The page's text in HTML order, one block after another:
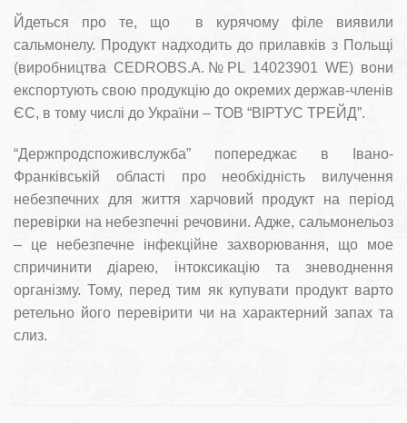
Йдеться про те, що в курячому філе виявили
сальмонелу. Продукт надходить до прилавків з Польщі
(виробництва CEDROBS.A.№PL 14023901 WE) вони
експортують свою продукцію до окремих держав-членів
ЄС, в тому числі до України – ТОВ “ВІРТУС ТРЕЙД”.
“Держпродспоживслужба” попереджає в Івано-
Франківській області про необхідність вилучення
небезпечних для життя харчовий продукт на період
перевірки на небезпечні речовини. Адже, сальмонельоз
– це небезпечне інфекційне захворювання, що мое
спричинити діарею, інтоксикацію та зневоднення
організму. Тому, перед тим як купувати продукт варто
ретельно його перевірити чи на характерний запах та
слиз.